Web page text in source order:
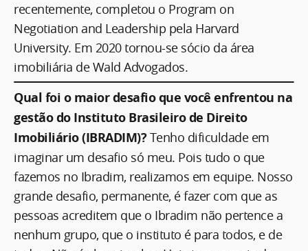
recentemente, completou o Program on
Negotiation and Leadership pela Harvard
University. Em 2020 tornou-se sócio da área
imobiliária de Wald Advogados.
Qual foi o maior desafio que você enfrentou na
gestão do Instituto Brasileiro de Direito
Imobiliário (IBRADIM)?Tenho dificuldade em
imaginar um desafio só meu. Pois tudo o que
fazemos no Ibradim, realizamos em equipe. Nosso
grande desafio, permanente, é fazer com que as
pessoas acreditem que o Ibradim não pertence a
nenhum grupo, que o instituto é para todos, e de